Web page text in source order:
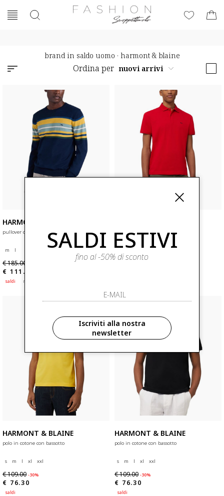
brand in saldo uomo · harmont & blaine
Ordina per
HARMONT & BLAINE
pullover con righe e lavorazione 3d
m l
€ 185.00
€ 111.00
saldi nuovi arrivi
polo in cotone con bassotto
s m xl xxl
HARMONT & BLAINE
polo in cotone con bassotto
s m l xl xxl
€ 109.00 -30%
€ 76.30
saldi
HARMONT & BLAINE
polo in cotone con bassotto
s m l xl xxl
€ 109.00 -30%
€ 76.30
saldi
SALDI ESTIVI
fino al -50% di sconto
Iscriviti alla nostra
newsletter